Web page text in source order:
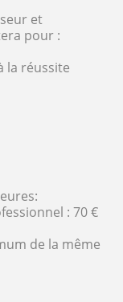
et
pour :
la réussite
: 70 €
de la même